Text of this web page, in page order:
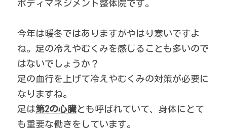
ボディマネジメント整体院です。
今年は暖冬ではありますがやはり寒いですよ
ね。足の冷えやむくみを感じることも多いので
はないでしょうか？
足の血行を上げて冷えやむくみの対策が必要に
なりますね。
足は第2の心臓とも呼ばれていて、身体にとて
も重要な働きをしています。